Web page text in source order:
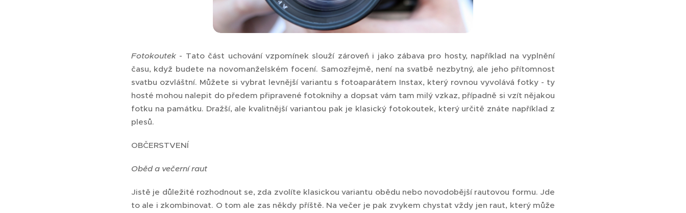
Fotokoutek - Tato část uchování vzpomínek slouží zároveň i jako zábava pro hosty, například na vyplnění
času, když budete na novomanželském focení. Samozřejmě, není na svatbě nezbytný, ale jeho přítomnost
svatbu ozvláštní. Můžete si vybrat levnější variantu s fotoaparátem Instax, který rovnou vyvolává fotky - ty
hosté mohou nalepit do předem připravené fotoknihy a dopsat vám tam milý vzkaz, případně si vzít nějakou
fotku na památku. Dražší, ale kvalitnější variantou pak je klasický fotokoutek, který určitě znáte například z
plesů.
OBČERSTVENÍ
Oběd a večerní raut
Jistě je důležité rozhodnout se, zda zvolíte klasickou variantu obědu nebo novodobější rautovou formu. Jde
to ale i zkombinovat. O tom ale zas někdy příště. Na večer je pak zvykem chystat vždy jen raut, který může